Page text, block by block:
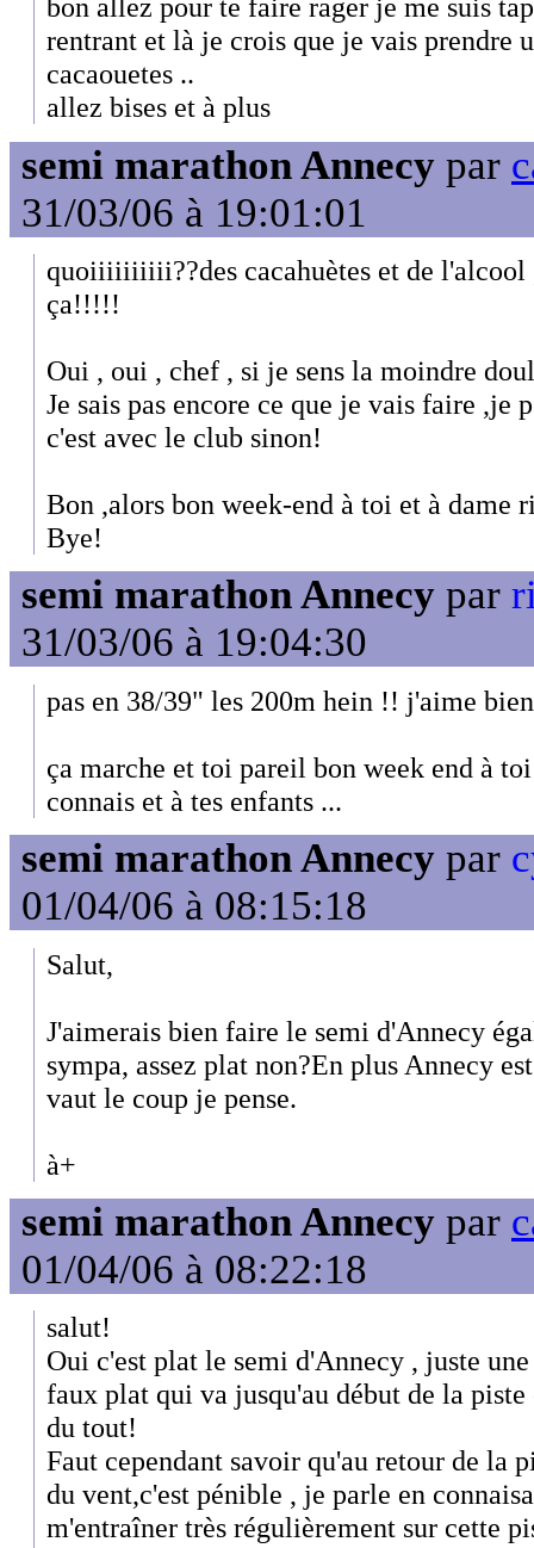
bon allez pour te faire rager je me suis
rentrant et là je crois que je vais prendre
cacaouetes ..
allez bises et à plus
semi marathon Annecy par
31/03/06 à 19:01:01
quoiiiiiiiiii??des cacahuètes et de
ça!!!!!
Oui , oui , chef , si je sens la moindre
Je sais pas encore ce que je vais faire ,je
c'est avec le club sinon!
Bon ,alors bon week-end à toi et à dame
Bye!
semi marathon Annecy par
31/03/06 à 19:04:30
pas en 38/39" les 200m hein !! j'aime
ça marche et toi pareil bon week end à
connais et à tes enfants ...
semi marathon Annecy par
01/04/06 à 08:15:18
Salut,
J'aimerais bien faire le semi d'Annecy
sympa, assez plat non?En plus Annecy
vaut le coup je pense.
à+
semi marathon Annecy par
01/04/06 à 08:22:18
salut!
Oui c'est plat le semi d'Annecy , juste
faux plat qui va jusqu'au début de la
du tout!
Faut cependant savoir qu'au retour de la
du vent,c'est pénible , je parle en
m'entraîner très régulièrement sur cette